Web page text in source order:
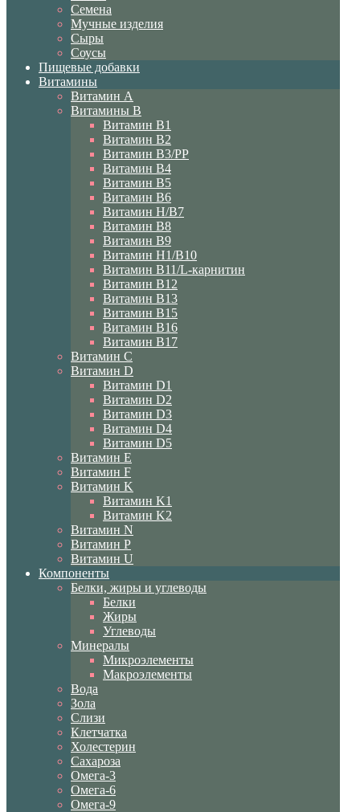
Семена
Мучные изделия
Сыры
Соусы
Пищевые добавки
Витамины
Витамин A
Витамины B
Витамин B1
Витамин B2
Витамин B3/PP
Витамин B4
Витамин B5
Витамин B6
Витамин H/B7
Витамин B8
Витамин B9
Витамин H1/В10
Витамин B11/L-карнитин
Витамин B12
Витамин B13
Витамин B15
Витамин B16
Витамин B17
Витамин C
Витамин D
Витамин D1
Витамин D2
Витамин D3
Витамин D4
Витамин D5
Витамин E
Витамин F
Витамин K
Витамин K1
Витамин K2
Витамин N
Витамин P
Витамин U
Компоненты
Белки, жиры и углеводы
Белки
Жиры
Углеводы
Минералы
Микроэлементы
Макроэлементы
Вода
Зола
Слизи
Клетчатка
Холестерин
Сахароза
Омега-3
Омега-6
Омега-9